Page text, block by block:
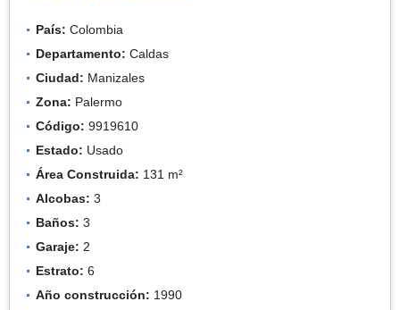
País: Colombia
Departamento: Caldas
Ciudad: Manizales
Zona: Palermo
Código: 9919610
Estado: Usado
Área Construida: 131 m²
Alcobas: 3
Baños: 3
Garaje: 2
Estrato: 6
Año construcción: 1990